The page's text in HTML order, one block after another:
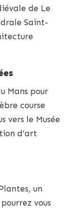
de Le
Saint-
Mans pour
course
vers le Musée
d’art
un
vous